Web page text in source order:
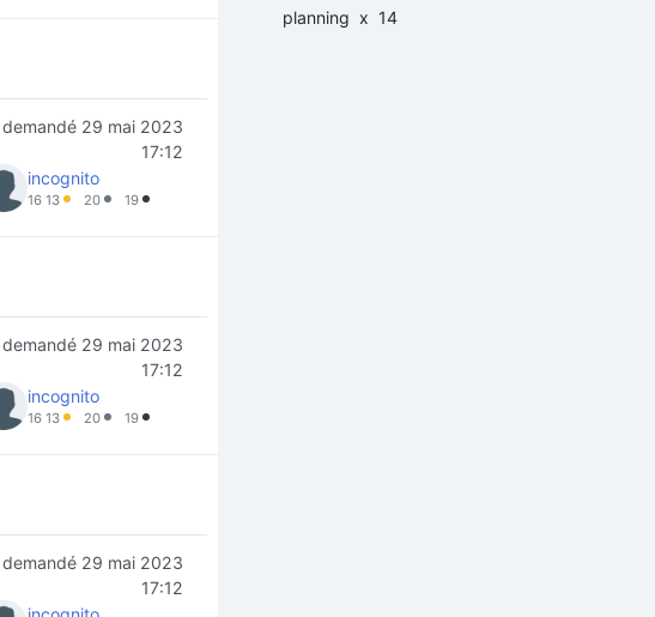
demandé 29 mai 2023
17:12
incognito
16 13 20 19
demandé 29 mai 2023
17:12
incognito
16 13 20 19
demandé 29 mai 2023
17:12
planning x 14